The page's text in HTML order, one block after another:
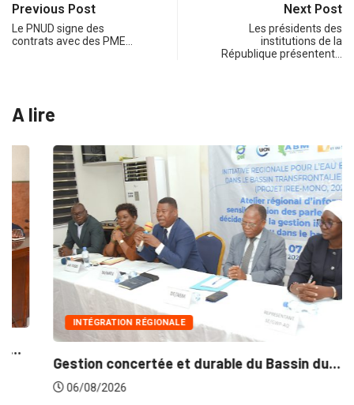
Previous Post
Le PNUD signe des
contrats avec des PME…
Next Post
Les présidents des
institutions de la
République présentent…
A lire
INTÉGRATION RÉGIONALE
Gestion concertée et durable du Bassin du...
06/08/2026